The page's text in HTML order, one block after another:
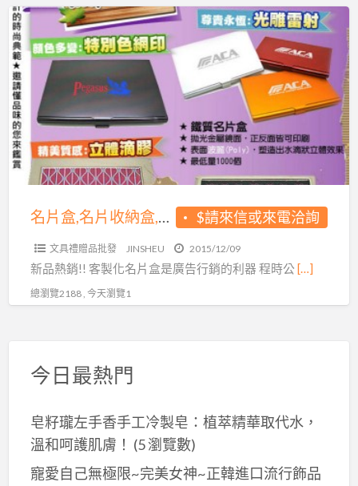
名
片
盒,
名
片
收
納
盒,
$請來信或來電洽詢
名片盒,名片收納盒,名片夾,鐵質名片盒,鋁質名片盒,名片盒印刷,名片盒設計,金屬名片盒
文具禮贈品批發 JINSHEU 2015/12/09
新品熱銷!! 客製化名片盒是廣告行銷的利器 程時公 […]
總瀏覽2188 , 今天瀏覽1
今日最熱門
皂籽瓏左手香手工冷製皂：植萃精華取代水，
溫和呵護肌膚！ (5 瀏覽數)
寵愛自己無極限~完美女神~正韓進口流行飾品